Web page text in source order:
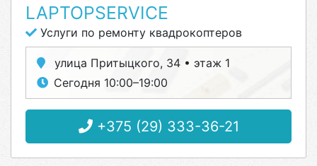
LAPTOPSERVICE
Услуги по ремонту квадрокоптеров
улица Притыцкого, 34 • этаж 1
Сегодня 10:00–19:00
+375 (29) 333-36-21